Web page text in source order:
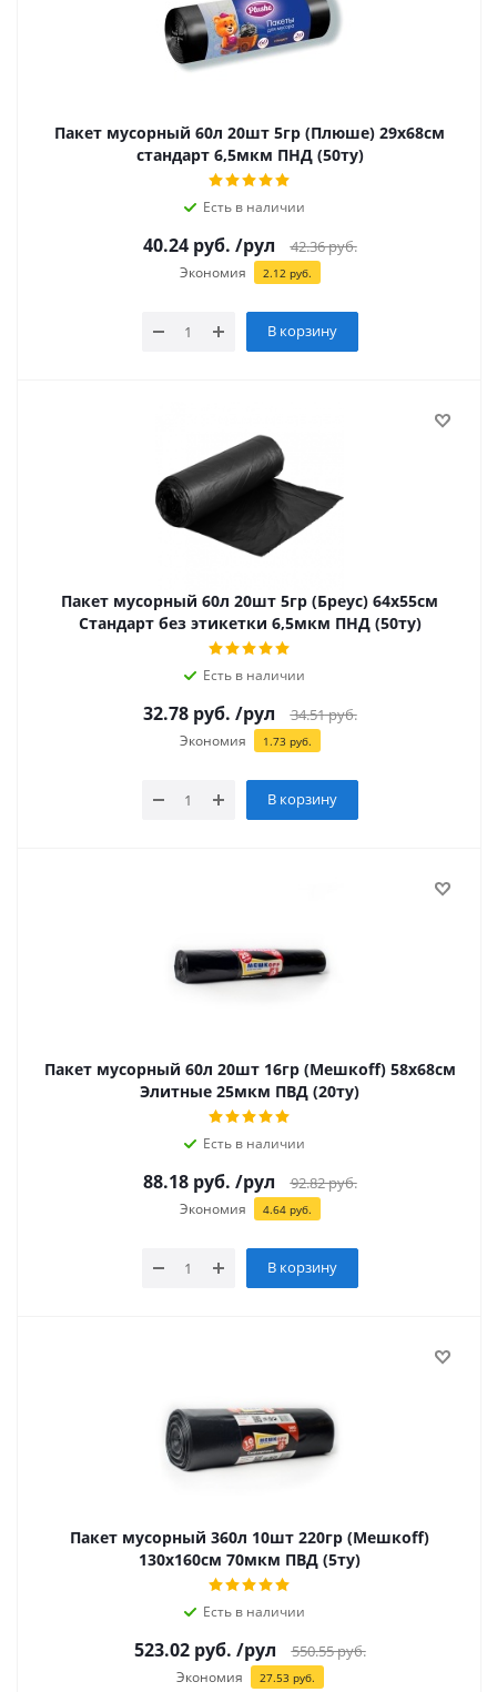
Пакет мусорный 60л 20шт 5гр (Плюше) 29х68см
стандарт 6,5мкм ПНД (50ту)
Есть в наличии
40.24руб. /рул 42.36руб.
Экономия 2.12руб.
В корзину
Пакет мусорный 60л 20шт 5гр (Бреус) 64х55см
Стандарт без этикетки 6,5мкм ПНД (50ту)
Есть в наличии
32.78руб. /рул 34.51руб.
Экономия 1.73 руб.
В корзину
Пакет мусорный 60л 20шт 16гр (Мешкоff) 58х68см
Элитные 25мкм ПВД (20ту)
Есть в наличии
88.18руб. /рул 92.82руб.
Экономия 4.64руб.
В корзину
Пакет мусорный 360л 10шт 220гр (Мешкоff)
130х160см 70мкм ПВД (5ту)
Есть в наличии
523.02руб. /рул 550.55руб.
Экономия 27.53 руб.